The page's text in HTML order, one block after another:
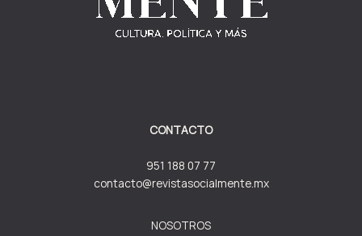
CONTACTO
951 188 07 77
contacto@revistasocialmente.mx
NOSOTROS